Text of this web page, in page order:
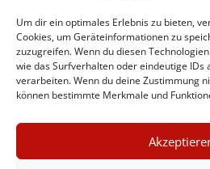
Um dir ein optimales Erlebnis zu bieten,
Cookies, um Geräteinformationen zu
zuzugreifen. Wenn du diesen
wie das Surfverhalten oder eindeutige IDs
verarbeiten. Wenn du deine Zustimmung
können bestimmte Merkmale und
Mehr
© Copyright
Zum Newsletter
erscheint ca. alle
×